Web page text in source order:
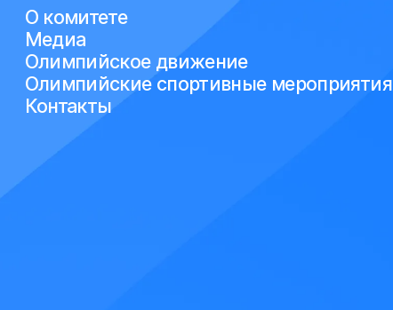
О комитете
Медиа
Олимпийское движение
Олимпийские спортивные мероприятия
Контакты